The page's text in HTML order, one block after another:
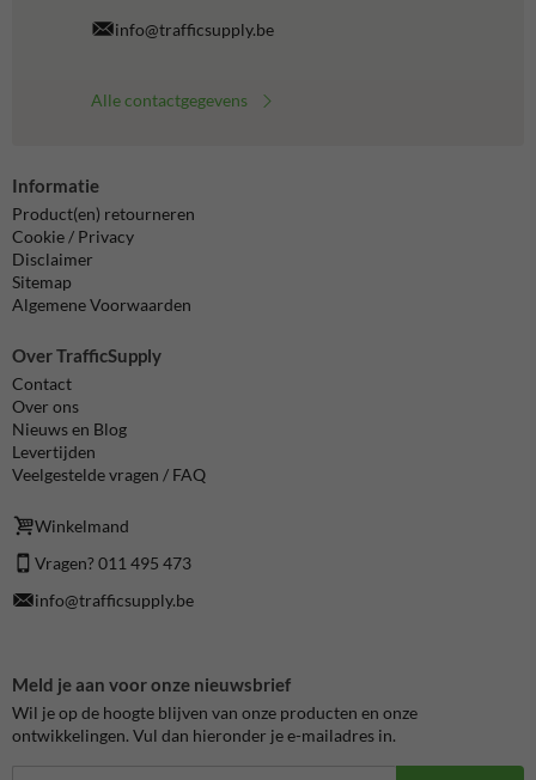
info@trafficsupply.be
Alle contactgegevens
Informatie
Product(en) retourneren
Cookie / Privacy
Disclaimer
Sitemap
Algemene Voorwaarden
Over TrafficSupply
Contact
Over ons
Nieuws en Blog
Levertijden
Veelgestelde vragen / FAQ
Winkelmand
Vragen? 011 495 473
info@trafficsupply.be
Meld je aan voor onze nieuwsbrief
Wil je op de hoogte blijven van onze producten en onze
ontwikkelingen. Vul dan hieronder je e-mailadres in.